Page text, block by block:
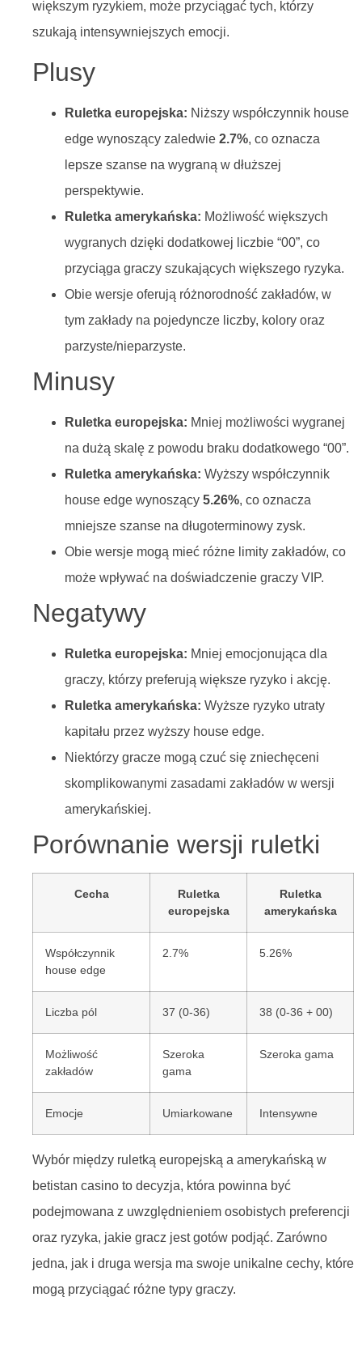
większym ryzykiem, może przyciągać tych, którzy
szukają intensywniejszych emocji.
Plusy
Ruletka europejska: Niższy współczynnik house
edge wynoszący zaledwie 2.7%, co oznacza
lepsze szanse na wygraną w dłuższej
perspektywie.
Ruletka amerykańska: Możliwość większych
wygranych dzięki dodatkowej liczbie “00”, co
przyciąga graczy szukających większego ryzyka.
Obie wersje oferują różnorodność zakładów, w
tym zakłady na pojedyncze liczby, kolory oraz
parzyste/nieparzyste.
Minusy
Ruletka europejska: Mniej możliwości wygranej
na dużą skalę z powodu braku dodatkowego “00”.
Ruletka amerykańska: Wyższy współczynnik
house edge wynoszący 5.26%, co oznacza
mniejsze szanse na długoterminowy zysk.
Obie wersje mogą mieć różne limity zakładów, co
może wpływać na doświadczenie graczy VIP.
Negatywy
Ruletka europejska: Mniej emocjonująca dla
graczy, którzy preferują większe ryzyko i akcję.
Ruletka amerykańska: Wyższe ryzyko utraty
kapitału przez wyższy house edge.
Niektórzy gracze mogą czuć się zniechęceni
skomplikowanymi zasadami zakładów w wersji
amerykańskiej.
Porównanie wersji ruletki
Cecha
Ruletka
europejska
Ruletka
amerykańska
Współczynnik
house edge
2.7% 5.26%
Liczba pól 37 (0-36) 38 (0-36 + 00)
Możliwość
zakładów
Szeroka
gama
Szeroka gama
Emocje Umiarkowane Intensywne
Wybór między ruletką europejską a amerykańską w
betistan casino to decyzja, która powinna być
podejmowana z uwzględnieniem osobistych preferencji
oraz ryzyka, jakie gracz jest gotów podjąć. Zarówno
jedna, jak i druga wersja ma swoje unikalne cechy, które
mogą przyciągać różne typy graczy.